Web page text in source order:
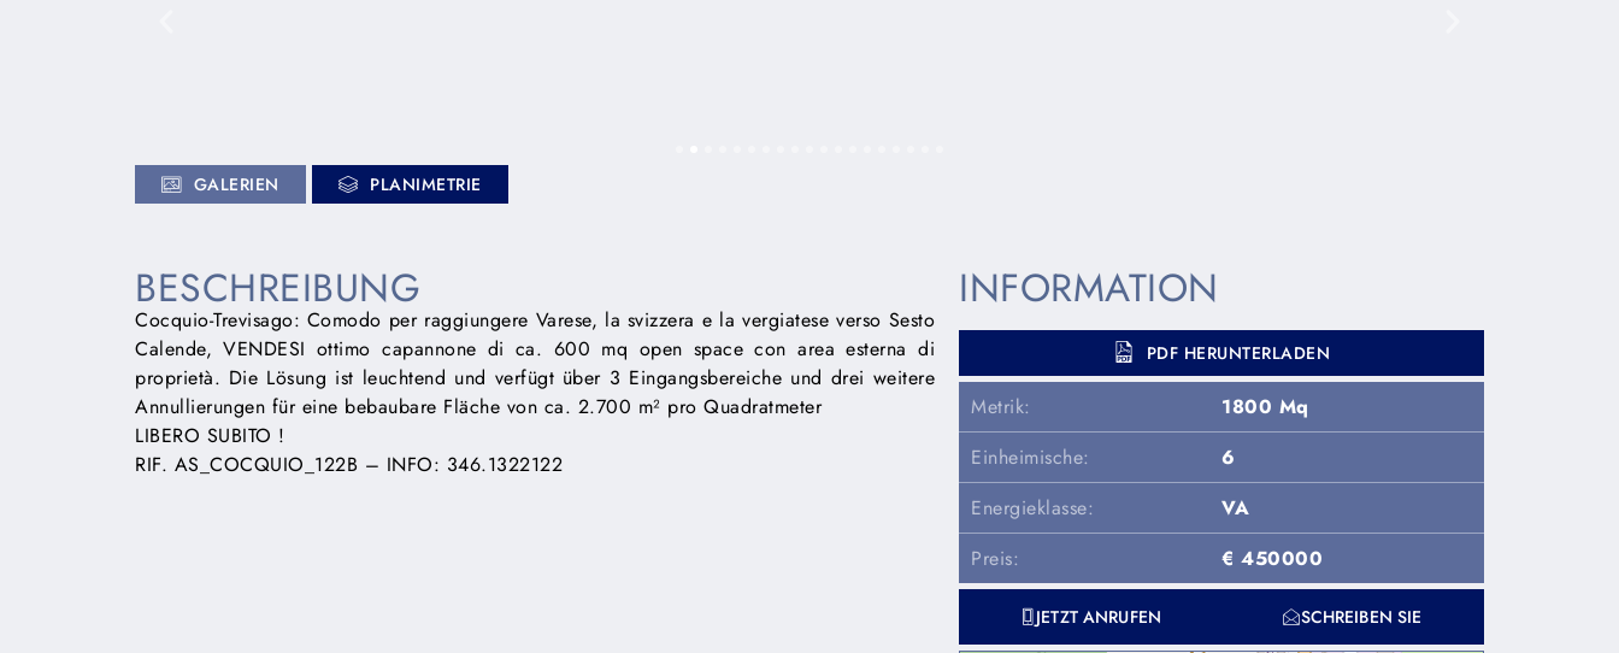
GALERIEN PLANIMETRIE
BESCHREIBUNG
Cocquio-Trevisago: Comodo per raggiungere Varese, la svizzera e la vergiatese verso Sesto
Calende, VENDESI ottimo capannone di ca. 600 mq open space con area esterna di
proprietà. Die Lösung ist leuchtend und verfügt über 3 Eingangsbereiche und drei weitere
Annullierungen für eine bebaubare Fläche von ca. 2.700 m² pro Quadratmeter
LIBERO SUBITO !
RIF. AS_COCQUIO_122B – INFO: 346.1322122
INFORMATION
PDF HERUNTERLADEN
Metrik:
1800 Mq
Einheimische:
6
Energieklasse:
VA
Preis:
€ 450000
JETZT ANRUFEN SCHREIBEN SIE